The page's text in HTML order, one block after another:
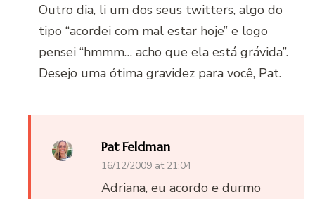
Outro dia, li um dos seus twitters, algo do
tipo “acordei com mal estar hoje” e logo
pensei “hmmm… acho que ela está grávida”.
Desejo uma ótima gravidez para você, Pat.
Pat Feldman
16/12/2009 at 21:04
Adriana, eu acordo e durmo